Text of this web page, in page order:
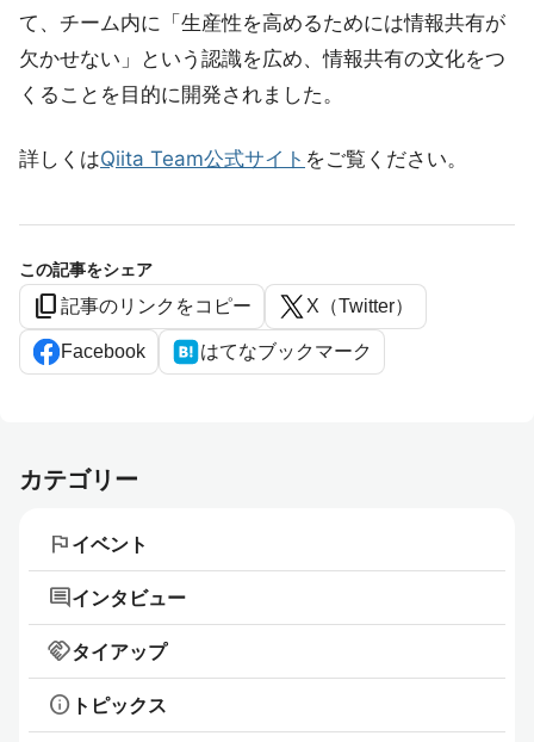
て、チーム内に「生産性を高めるためには情報共有が
欠かせない」という認識を広め、情報共有の文化をつ
くることを目的に開発されました。
詳しくはQiita Team公式サイト をご覧ください。
この記事をシェア
content_copy 記事のリンクをコピー X（Twitter）
Facebook はてなブックマーク
カテゴリー
flag イベント
commentインタビュー
handshakeタイアップ
info トピックス